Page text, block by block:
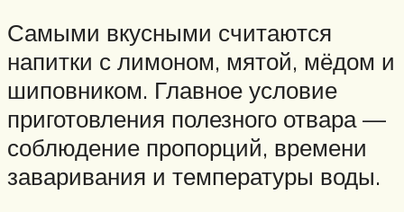
Самыми вкусными считаются
напитки с лимоном, мятой, мёдом и
шиповником. Главное условие
приготовления полезного отвара —
соблюдение пропорций, времени
заваривания и температуры воды.